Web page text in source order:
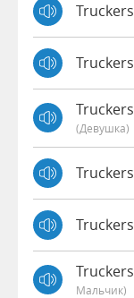
(девушка)
Мальчик)